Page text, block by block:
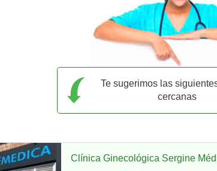
Te sugerimos las
cercanas
Clínica Ginecológica Sergine